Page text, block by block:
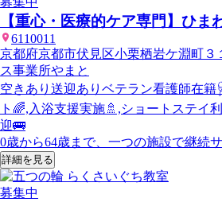
【重心・医療的ケア専門】ひま
6110011
京都府京都市伏見区小栗栖岩ケ淵町３
ス事業所やまと
空きあり 送迎あり ベテラン看護師在籍
ト🌈,入浴支援実施🚿,ショートステイ
迎🚌
0歳から64歳まで、一つの施設で継続
詳細を見る
募集中